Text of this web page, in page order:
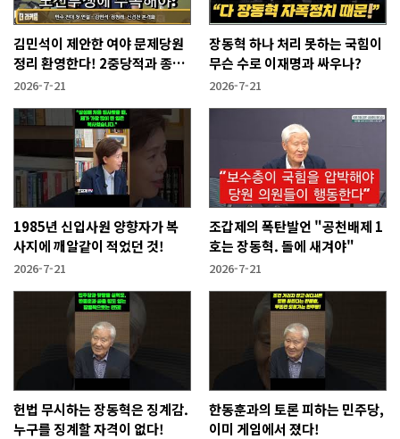
김민석이 제안한 여야 문제당원
정리 환영한다! 2중당적과 종교
세력.
2026-7-21
장동혁 하나 처리 못하는 국힘이
무슨 수로 이재명과 싸우나?
2026-7-21
1985년 신입사원 양향자가 복
사지에 깨알같이 적었던 것!
2026-7-21
조갑제의 폭탄발언 "공천배제 1
호는 장동혁. 돌에 새겨야"
2026-7-21
헌법 무시하는 장동혁은 징계감.
누구를 징계할 자격이 없다!
한동훈과의 토론 피하는 민주당,
이미 게임에서 졌다!